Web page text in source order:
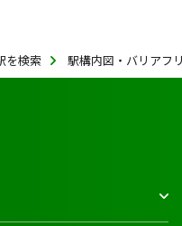
を検索 駅構内図・バリアフ